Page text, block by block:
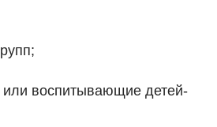
воспитывающие детей-